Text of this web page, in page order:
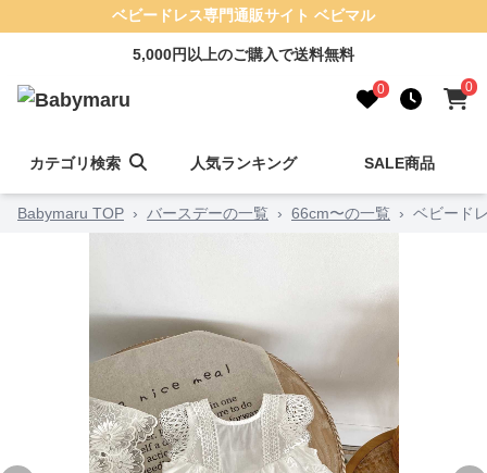
ベビードレス専門通販サイト ベビマル
5,000円以上のご購入で送料無料
0 0
カテゴリ検索 人気ランキング SALE商品
Babymaru TOP › バースデーの一覧 › 66cm〜の一覧 › ベビード